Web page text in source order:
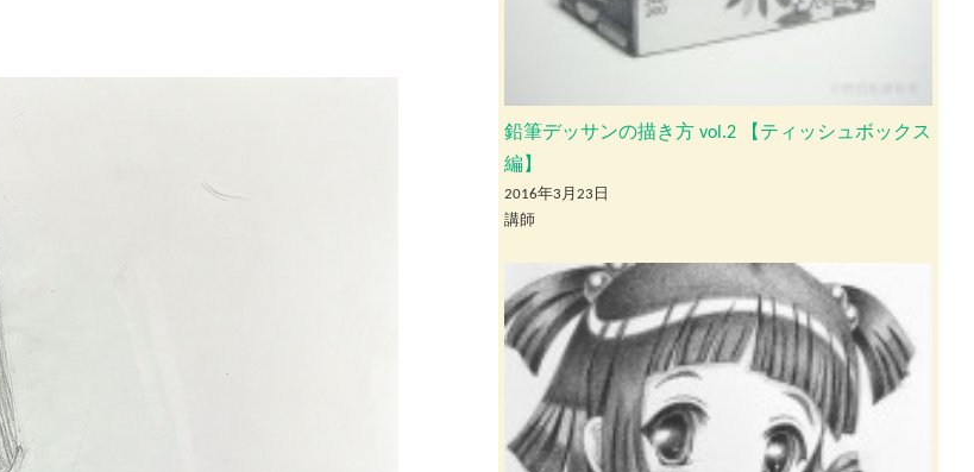
鉛筆デッサンの描き方 vol.2 【ティッシュボックス
編】
2016年3月23日
講師